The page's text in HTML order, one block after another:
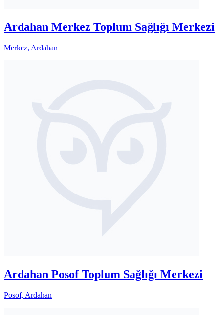
Ardahan Merkez Toplum Sağlığı Merkezi
Merkez, Ardahan
Ardahan Posof Toplum Sağlığı Merkezi
Posof, Ardahan